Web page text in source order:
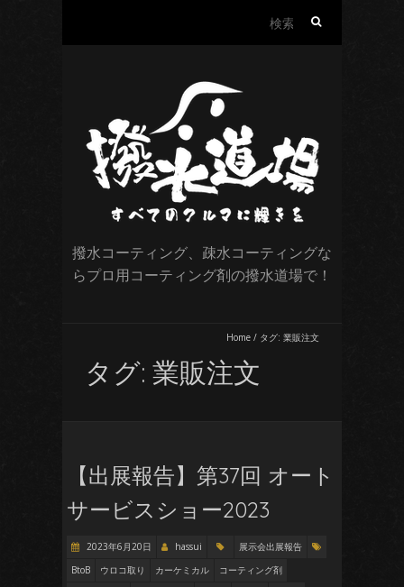
撥水コーティング、疎水コーティングな
らプロ用コーティング剤の撥水道場で！
Home / タグ: 業販注文
タグ: 業販注文
【出展報告】第37回 オート
サービスショー2023
2023年6月20日 hassui
展示会出展報告
BtoB
ウロコ取り カーケミカル
コーティング剤